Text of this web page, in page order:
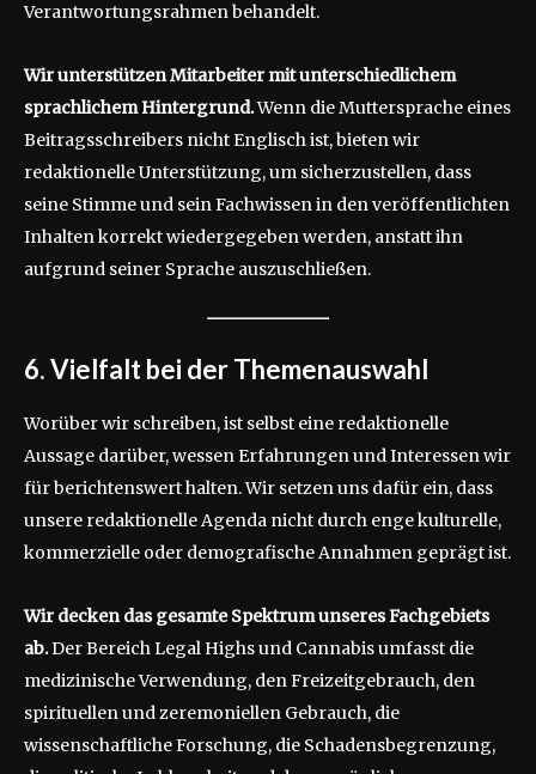
Verantwortungsrahmen behandelt.
Wir unterstützen Mitarbeiter mit unterschiedlichem
sprachlichem Hintergrund.Wenn die Muttersprache eines
Beitragsschreibers nicht Englisch ist, bieten wir
redaktionelle Unterstützung, um sicherzustellen, dass
seine Stimme und sein Fachwissen in den veröffentlichten
Inhalten korrekt wiedergegeben werden, anstatt ihn
aufgrund seiner Sprache auszuschließen.
6. Vielfalt bei der Themenauswahl
Worüber wir schreiben, ist selbst eine redaktionelle
Aussage darüber, wessen Erfahrungen und Interessen wir
für berichtenswert halten. Wir setzen uns dafür ein, dass
unsere redaktionelle Agenda nicht durch enge kulturelle,
kommerzielle oder demografische Annahmen geprägt ist.
Wir decken das gesamte Spektrum unseres Fachgebiets
ab.Der Bereich Legal Highs und Cannabis umfasst die
medizinische Verwendung, den Freizeitgebrauch, den
spirituellen und zeremoniellen Gebrauch, die
wissenschaftliche Forschung, die Schadensbegrenzung,